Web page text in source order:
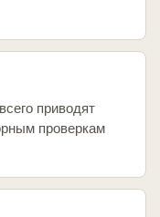
приводят
проверкам